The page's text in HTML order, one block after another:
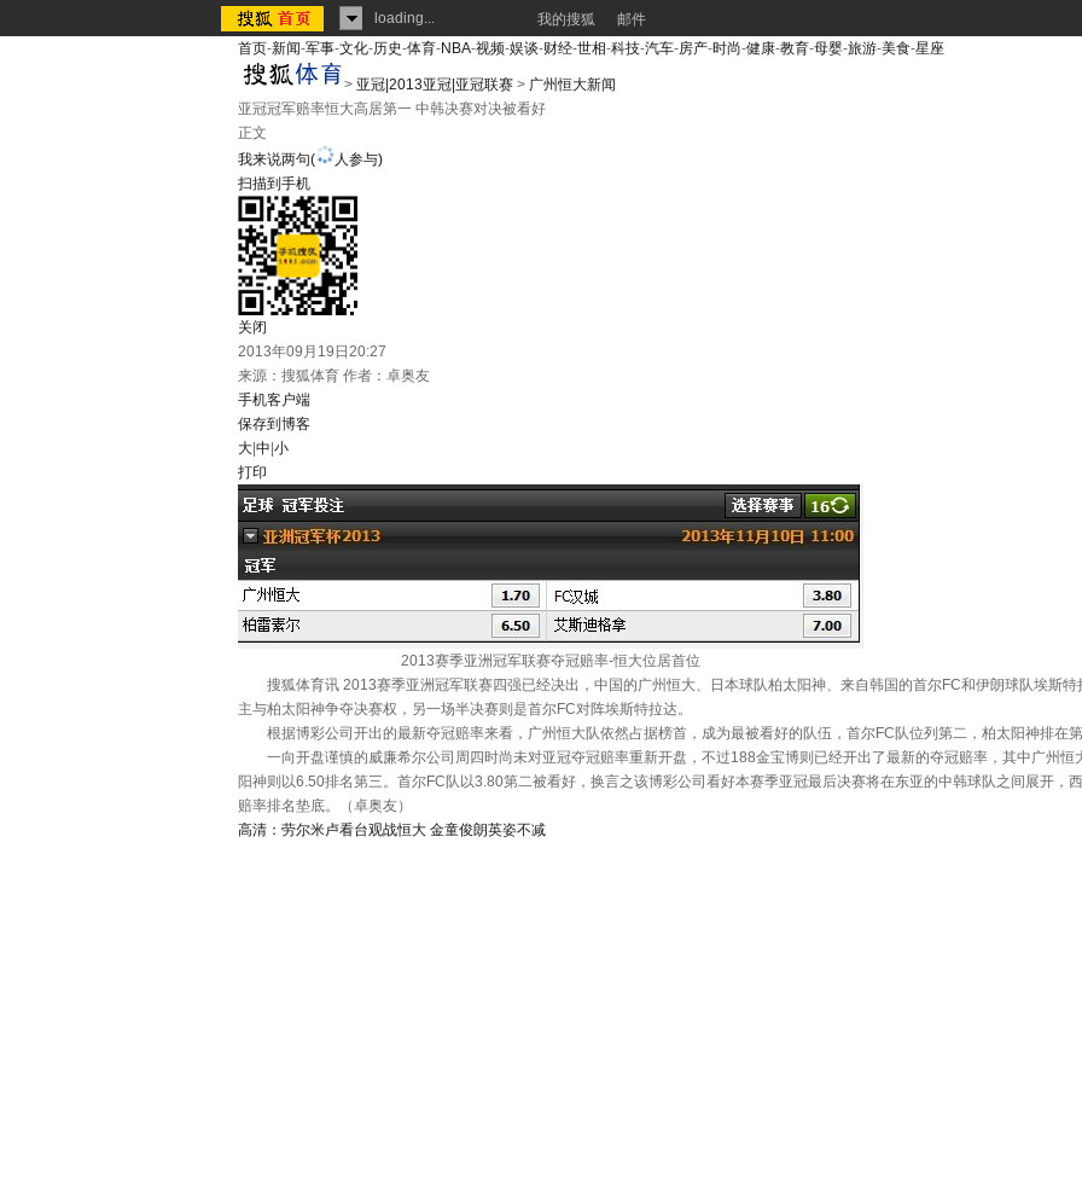
loading... 我的搜狐
邮件
首页-新闻-军事-文化-历史-体育-NBA-视频-娱谈-财经-世相-科技-汽车-房产-时尚-健康-教育-母婴-旅游-美食-星座
> 亚冠|2013亚冠|亚冠联赛 > 广州恒大新闻
亚冠冠军赔率恒大高居第一 中韩决赛对决被看好
正文
我来说两句(
人参与)
扫描到手机
关闭
2013年09月19日20:27
来源： 搜狐体育 作者：卓奥友
手机客户端
保存到博客
大 中 小
打印
2013赛季亚洲冠军联赛夺冠赔率-恒大位居首位
搜狐体育讯 2013赛季亚洲冠军联赛四强已经决出，中国的广州恒大、日本球队柏太阳神、来自韩国的首尔FC和伊朗球队埃斯特
主与柏太阳神争夺决赛权，另一场半决赛则是首尔FC对阵埃斯特拉达。
根据博彩公司开出的最新夺冠赔率来看，广州恒大队依然占据榜首，成为最被看好的队伍，首尔FC队位列第二，柏太阳神排在
一向开盘谨慎的威廉希尔公司周四时尚未对亚冠夺冠赔率重新开盘，不过188金宝博则已经开出了最新的夺冠赔率，其中广州恒
阳神则以6.50排名第三。首尔FC队以3.80第二被看好，换言之该博彩公司看好本赛季亚冠最后决赛将在东亚的中韩球队之间展开，
赔率排名垫底。（卓奥友）
高清：劳尔米卢看台观战恒大 金童俊朗英姿不减